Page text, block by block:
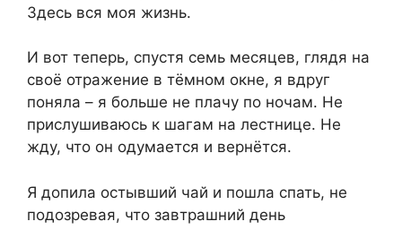
Здесь вся моя жизнь.
И вот теперь, спустя семь месяцев, глядя на
своё отражение в тёмном окне, я вдруг
поняла – я больше не плачу по ночам. Не
прислушиваюсь к шагам на лестнице. Не
жду, что он одумается и вернётся.
Я допила остывший чай и пошла спать, не
подозревая, что завтрашний день